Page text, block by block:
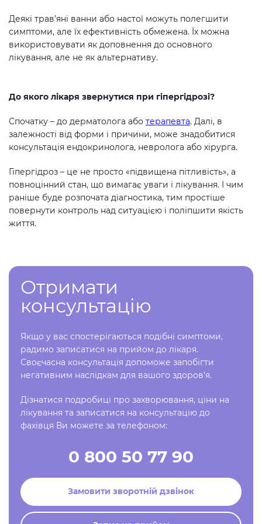
Деякі трав’яні ванни або настої можуть полегшити
симптоми, але їх ефективність обмежена. Їх можна
використовувати як доповнення до основного
лікування, але не як альтернативу.
До якого лікаря звернутися при гіпергідрозі?
Спочатку – до дерматолога або терапевта. Далі, в
залежності від форми і причини, може знадобитися
консультація ендокринолога, невролога або хірурга.
Гіпергідроз – це не просто «підвищена пітливість», а
повноцінний стан, що вимагає уваги і лікування. І чим
раніше буде розпочата діагностика, тим простіше
повернути контроль над ситуацією і поліпшити якість
життя.
Отримати
консультацію
Якщо у вас спостерігаються подібні симптоми,
радимо записатися на прийом до лікаря.
Своєчасна консультація допоможе запобігти
негативним наслідкам для вашого здоров'я.
Дізнатися подробиці про захворювання, ціни на
лікування та записатися на консультацію до
фахівця Ви можете за телефоном:
0 800 50 77 90
Замовити зворотній дзвінок